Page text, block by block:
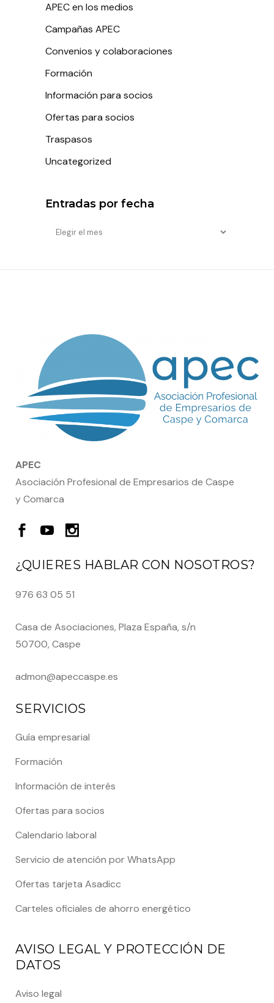
APEC en los medios
Campañas APEC
Convenios y colaboraciones
Formación
Información para socios
Ofertas para socios
Traspasos
Uncategorized
Entradas por fecha
Entradas
APEC
Asociación Profesional de Empresarios de Caspe
y Comarca
¿QUIERES HABLAR CON NOSOTROS?
976 63 05 51
Casa de Asociaciones, Plaza España, s/n
50700, Caspe
admon@apeccaspe.es
SERVICIOS
Guía empresarial
Formación
Información de interés
Ofertas para socios
Calendario laboral
Servicio de atención por WhatsApp
Ofertas tarjeta Asadicc
Carteles oficiales de ahorro energético
AVISO LEGAL Y PROTECCIÓN DE
DATOS
Aviso legal